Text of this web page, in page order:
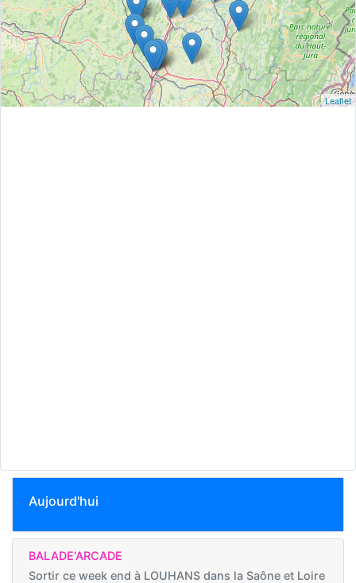
Leaflet
Aujourd'hui
BALADE'ARCADE
Sortir ce week end à LOUHANS dans la Saône et Loire